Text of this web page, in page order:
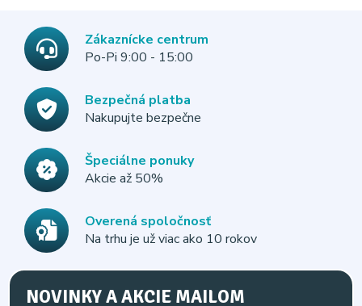
Zákaznícke centrum
Po-Pi 9:00 - 15:00
Bezpečná platba
Nakupujte bezpečne
Špeciálne ponuky
Akcie až 50%
Overená spoločnosť
Na trhu je už viac ako 10 rokov
NOVINKY A AKCIE MAILOM